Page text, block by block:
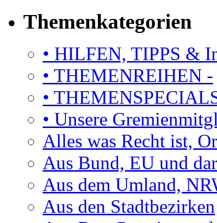
Themenkategorien
• HILFEN, TIPPS &
• THEMENREIHEN -
•
• Unsere
Alles was Recht ist,
Aus Bund, EU und
Aus dem Umland,
Aus den Stadtbezirken